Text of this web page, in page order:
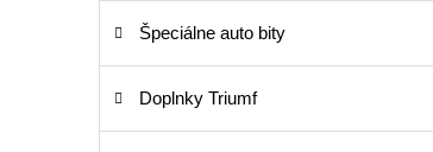
Špeciálne auto bity
Doplnky Triumf